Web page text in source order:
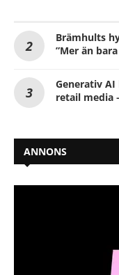
Brämhults
”Mer än
Generativ
retail media
ANNONS